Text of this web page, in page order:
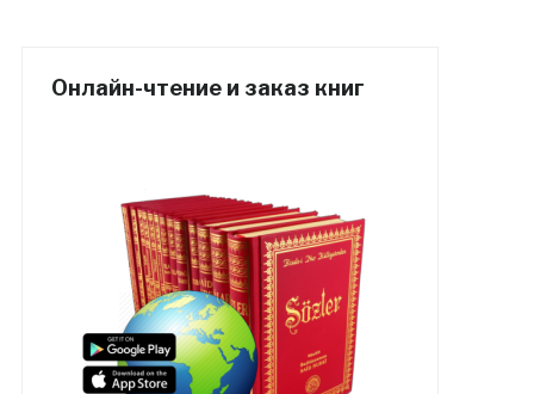
Онлайн-чтение и заказ книг